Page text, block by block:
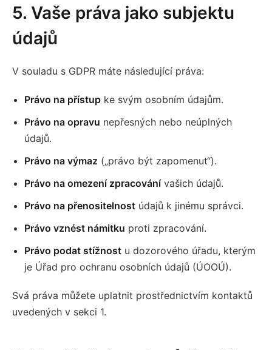
5. Vaše práva jako subjektu
údajů
V souladu s GDPR máte následující práva:
Právo na přístup ke svým osobním údajům.
Právo na opravu nepřesných nebo neúplných
údajů.
Právo na výmaz („právo být zapomenut“).
Právo na omezení zpracovánívašich údajů.
Právo na přenositelnost údajů k jinému správci.
Právo vznést námitku proti zpracování.
Právo podat stížnost u dozorového úřadu, kterým
je Úřad pro ochranu osobních údajů (ÚOOÚ).
Svá práva můžete uplatnit prostřednictvím kontaktů
uvedených v sekci 1.